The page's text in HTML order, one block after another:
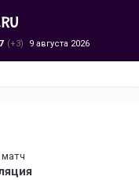
(+3) 9 августа 2026